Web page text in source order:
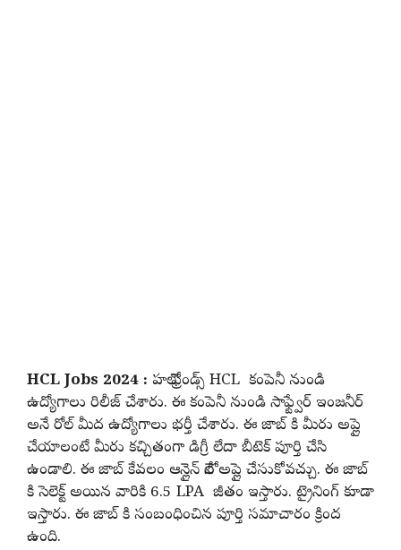
HCL Jobs 2024 : హలో ఫ్రెండ్స్ HCL కంపెనీ నుండి
ఉద్యోగాలు రిలీజ్ చేశారు. ఈ కంపెనీ నుండి సాఫ్ట్వేర్ ఇంజనీర్
అనే రోల్ మీద ఉద్యోగాలు భర్తీ చేశారు. ఈ జాబ్ కి మీరు అప్లై
చేయాలంటే మీరు కచ్చితంగా డిగ్రీ లేదా బీటెక్ పూర్తి చేసి
ఉండాలి. ఈ జాబ్ కేవలం ఆన్లైన్ లోనే అప్లై చేసుకోవచ్చు. ఈ జాబ్
కి సెలెక్ట్ అయిన వారికి 6.5 LPA జీతం ఇస్తారు. ట్రైనింగ్ కూడా
ఇస్తారు. ఈ జాబ్ కి సంబంధించిన పూర్తి సమాచారం క్రింద
ఉంది.